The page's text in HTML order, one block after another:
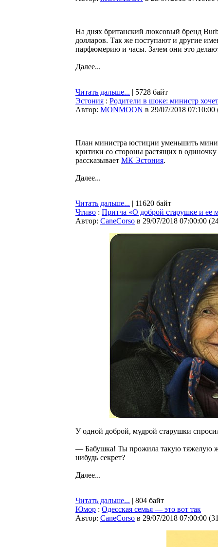
На днях британский люксовый бренд
долларов. Так же поступают и другие
парфюмерию и часы. Зачем они это
Далее...
Читать дальше... | 5728 байт
Эстония : Родители в шоке: министр
Автор: MONMOON в 29/07/2018 07:10:00
План министра юстиции уменьшить
критики со стороны растящих в
рассказывает МК Эстония.
Далее...
Читать дальше... | 11620 байт
Чтиво : Притча «О доброй старушке и ее
Автор: CaneCorso в 29/07/2018 07:00:00 (
У одной доброй, мудрой старушки
— Бабушка! Ты прожила такую тяжелую
нибудь секрет?
Далее...
Читать дальше... | 804 байт
Юмор : Одесская семья — это вот так
Автор: CaneCorso в 29/07/2018 07:00:00 (